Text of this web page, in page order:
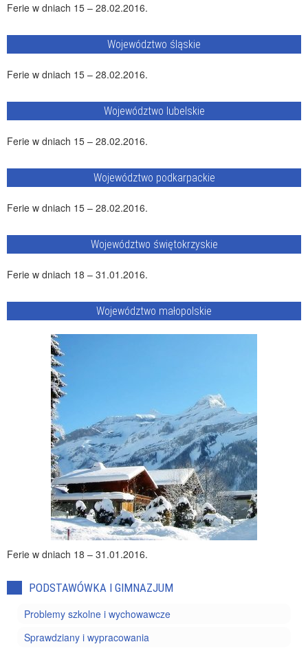
Ferie w dniach 15 – 28.02.2016.
Województwo śląskie
Ferie w dniach 15 – 28.02.2016.
Województwo lubelskie
Ferie w dniach 15 – 28.02.2016.
Województwo podkarpackie
Ferie w dniach 15 – 28.02.2016.
Województwo świętokrzyskie
Ferie w dniach 18 – 31.01.2016.
Województwo małopolskie
Ferie w dniach 18 – 31.01.2016.
PODSTAWÓWKA I GIMNAZJUM
Problemy szkolne i wychowawcze
Sprawdziany i wypracowania